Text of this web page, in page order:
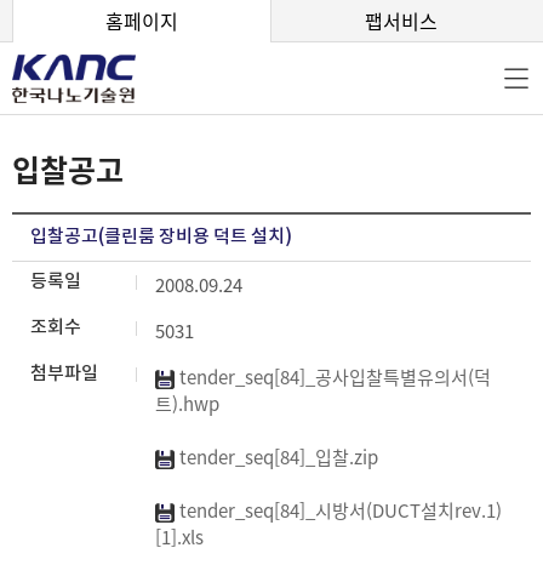
홈페이지 팹서비스
입찰공고
입찰공고(클린룸 장비용 덕트 설치)
등록일 2008.09.24
조회수 5031
첨부파일
tender_seq[84]_공사입찰특별유의서(덕
트).hwp
tender_seq[84]_입찰.zip
tender_seq[84]_시방서(DUCT설치rev.1)
[1].xls